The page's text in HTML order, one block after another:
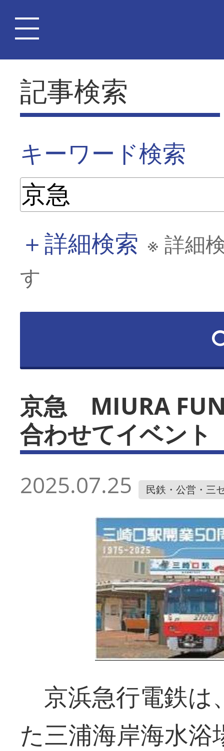
記事検索
キーワード検索
＋詳細検索 ※ 詳細
す
京急 MIURA
合わせてイベント
2025.07.25 民鉄・公営・三
京浜急行電鉄は
た三浦海岸海水